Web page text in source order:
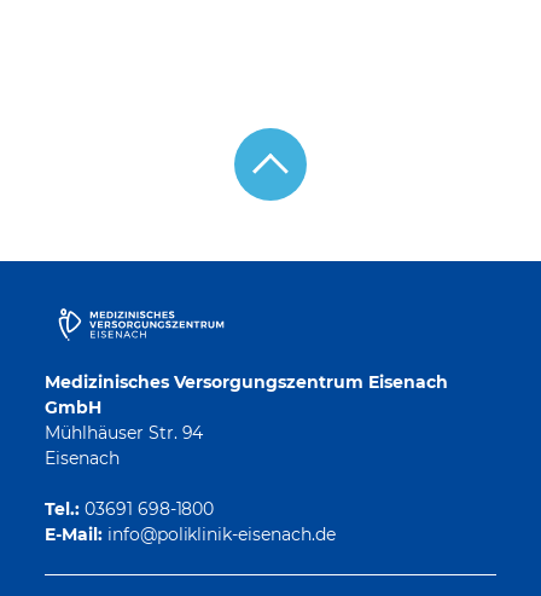
Medizinisches Versorgungszentrum Eisenach
GmbH
Mühlhäuser Str. 94
Eisenach
Tel.: 03691 698-1800
E-Mail: